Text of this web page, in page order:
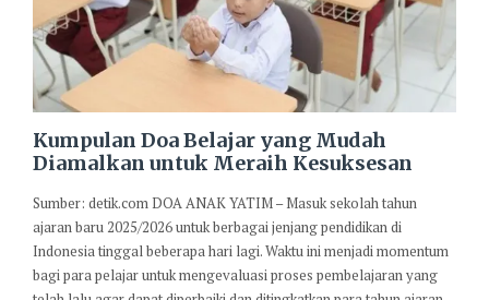
Kumpulan Doa Belajar yang Mudah
Diamalkan untuk Meraih Kesuksesan
Sumber: detik.com DOA ANAK YATIM – Masuk sekolah tahun
ajaran baru 2025/2026 untuk berbagai jenjang pendidikan di
Indonesia tinggal beberapa hari lagi. Waktu ini menjadi momentum
bagi para pelajar untuk mengevaluasi proses pembelajaran yang